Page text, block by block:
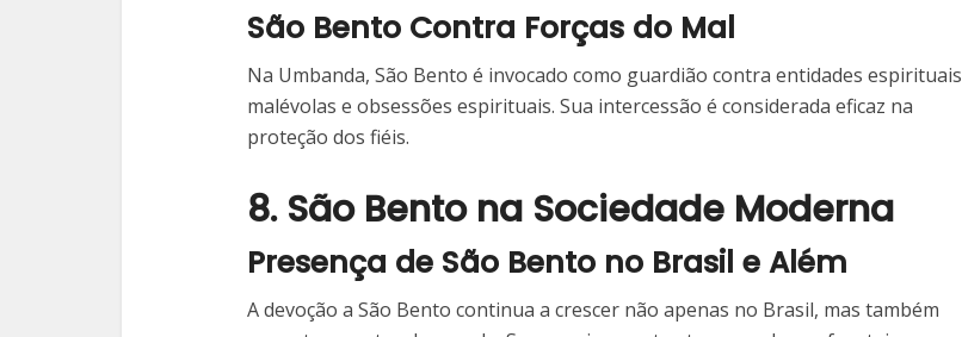
São Bento Contra Forças do Mal
Na Umbanda, São Bento é invocado como guardião contra entidades espirituais
malévolas e obsessões espirituais. Sua intercessão é considerada eficaz na
proteção dos fiéis.
8. São Bento na Sociedade Moderna
Presença de São Bento no Brasil e Além
A devoção a São Bento continua a crescer não apenas no Brasil, mas também